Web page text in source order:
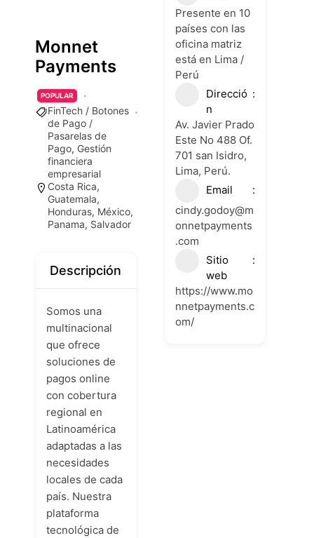
Monnet
Payments
POPULAR
FinTech / Botones
de Pago /
Pasarelas de
Pago, Gestión
financiera
empresarial
Costa Rica,
Guatemala,
Honduras, México,
Panama, Salvador
Descripción
Somos una
multinacional
que ofrece
soluciones de
pagos online
con cobertura
regional en
Latinoamérica
adaptadas a las
necesidades
locales de cada
país. Nuestra
plataforma
tecnológica de
Presente en 10
países con las
oficina matriz
está en Lima /
Perú
Direcció
n
Av. Javier Prado
Este No 488 Of.
701 san Isidro,
Lima, Perú.
Email
cindy.godoy@m
onnetpayments
.com
Sitio
web
https://www.mo
nnetpayments.c
om/